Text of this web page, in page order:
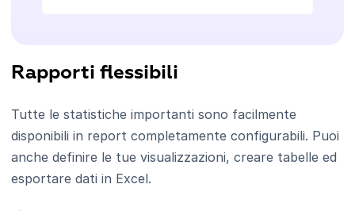
Rapporti flessibili
Tutte le statistiche importanti sono facilmente
disponibili in report completamente configurabili. Puoi
anche definire le tue visualizzazioni, creare tabelle ed
esportare dati in Excel.